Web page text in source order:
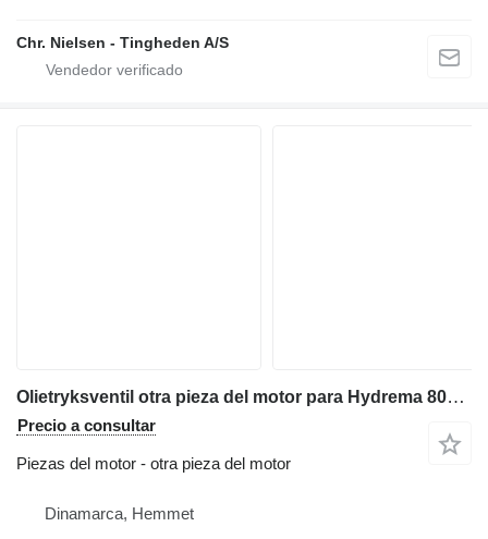
Chr. Nielsen - Tingheden A/S
Olietryksventil otra pieza del motor para Hydrema 805 retroexcavadora
Precio a consultar
Piezas del motor - otra pieza del motor
Dinamarca, Hemmet